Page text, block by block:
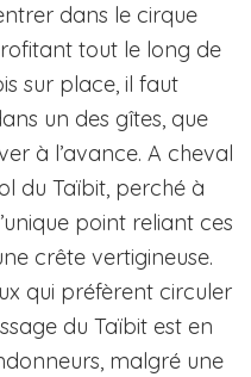
dans le cirque
tout le long de
sur place, il faut
un des gîtes, que
à l’avance. A cheval
du Taïbit, perché à
point reliant ces
crête vertigineuse.
qui préfèrent circuler
du Taïbit est en
malgré une